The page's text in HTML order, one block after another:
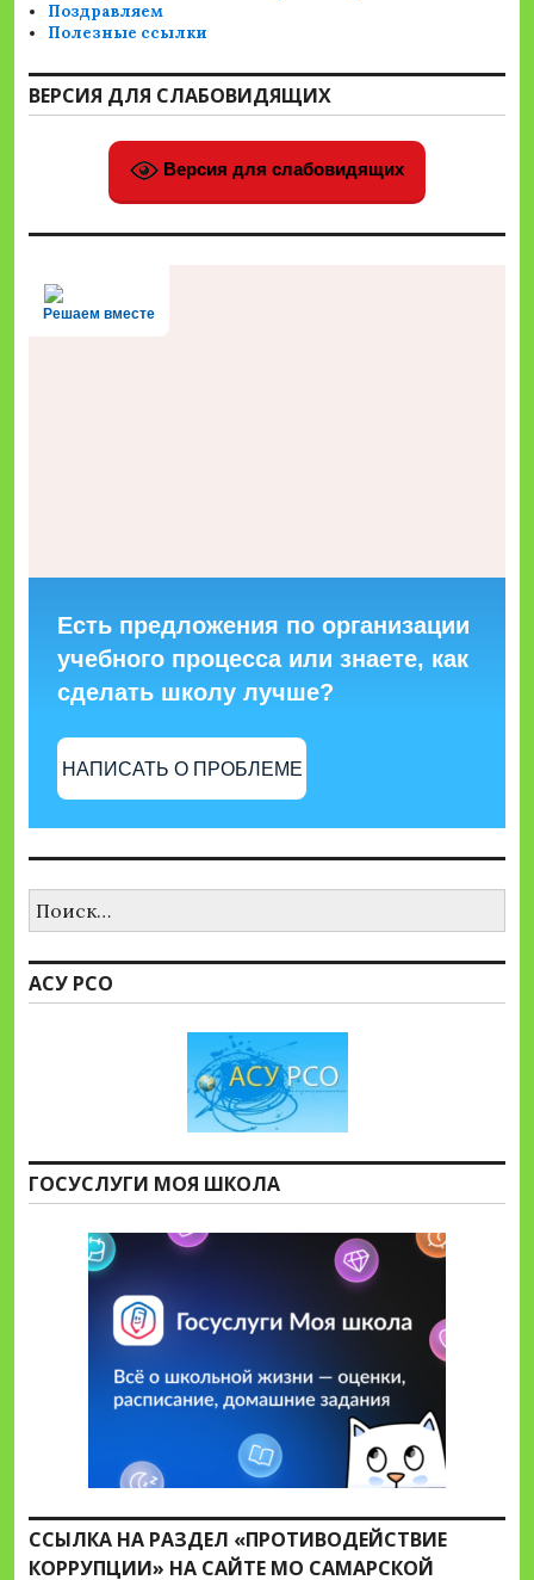
Поздравляем
Полезные ссылки
ВЕРСИЯ ДЛЯ СЛАБОВИДЯЩИХ
Версия для слабовидящих
Решаем вместе
Есть предложения по организации
учебного процесса или знаете, как
сделать школу лучше?
НАПИСАТЬ О ПРОБЛЕМЕ
АСУ РСО
ГОСУСЛУГИ МОЯ ШКОЛА
ССЫЛКА НА РАЗДЕЛ «ПРОТИВОДЕЙСТВИЕ
КОРРУПЦИИ» НА САЙТЕ МО САМАРСКОЙ